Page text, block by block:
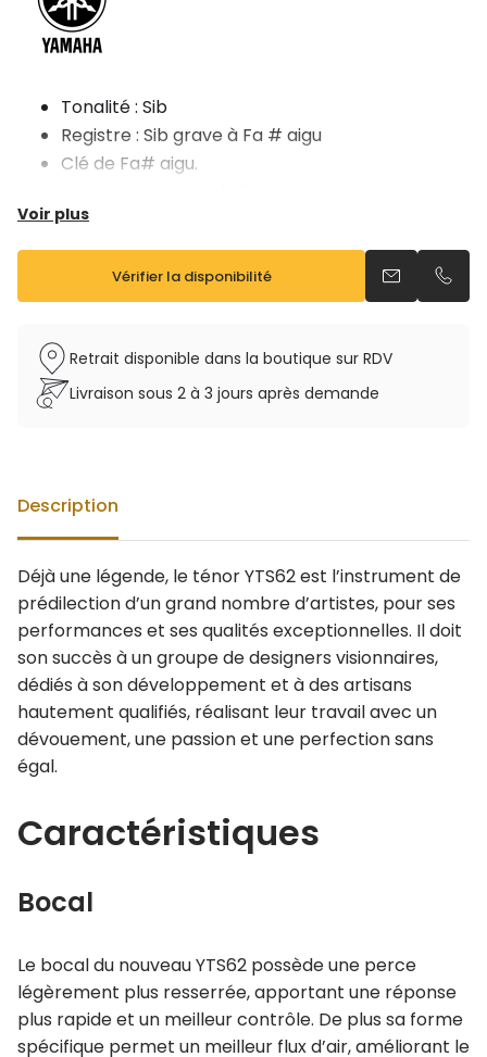
Tonalité : Sib
Registre : Sib grave à Fa # aigu
Clé de Fa# aigu.
Tampons cuir
Les ressorts aiguille résistants à la corrosion
Vendu avec étui sac à dos et bec 4C
Voir plus
Vérifier la disponibilité Envoyer un
Retrait disponible dans la boutique sur RDV
Livraison sous 2 à 3 jours après demande
Description
Déjà une légende, le ténor YTS62 est l’instrument de
prédilection d’un grand nombre d’artistes, pour ses
performances et ses qualités exceptionnelles. Il doit
son succès à un groupe de designers visionnaires,
dédiés à son développement et à des artisans
hautement qualifiés, réalisant leur travail avec un
dévouement, une passion et une perfection sans
égal.
Caractéristiques
Bocal
Le bocal du nouveau YTS62 possède une perce
légèrement plus resserrée, apportant une réponse
plus rapide et un meilleur contrôle. De plus sa forme
spécifique permet un meilleur flux d’air, améliorant le